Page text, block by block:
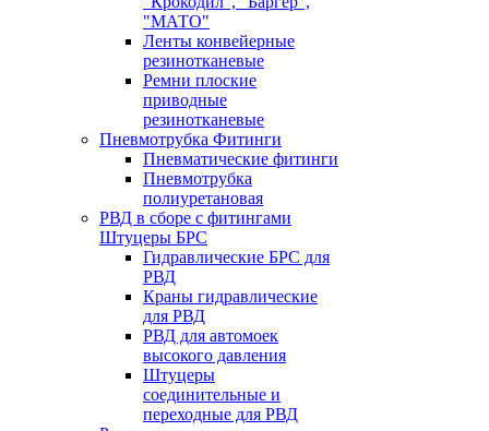
"МАТО"
Ленты конвейерные
резинотканевые
Ремни плоские
приводные
резинотканевые
Пневмотрубка Фитинги
Пневматические фитинги
Пневмотрубка
полиуретановая
РВД в сборе с фитингами
Штуцеры БРС
Гидравлические БРС для
РВД
Краны гидравлические
для РВД
РВД для автомоек
высокого давления
Штуцеры
соединительные и
переходные для РВД